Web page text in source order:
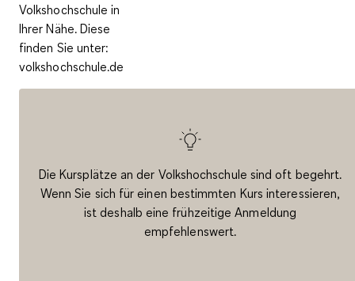
Volkshochschule in
Ihrer Nähe. Diese
finden Sie unter:
volkshochschule.de
Die Kursplätze an der Volkshochschule sind oft begehrt.
Wenn Sie sich für einen bestimmten Kurs interessieren,
ist deshalb eine frühzeitige Anmeldung
empfehlenswert.